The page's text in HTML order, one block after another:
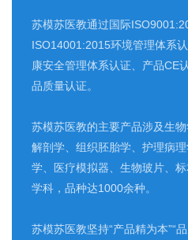
苏模苏医教通过国际
ISO14001:2015环境管理体系
康安全管理体系认证、产品CE
品质量认证。
苏模苏医教的主要产品涉及生
解剖学、组织胚胎学、护理病
学、医疗模拟器、生物玻片、
学科，品种达1000余种。
苏模苏医教坚持“产品精为本”“